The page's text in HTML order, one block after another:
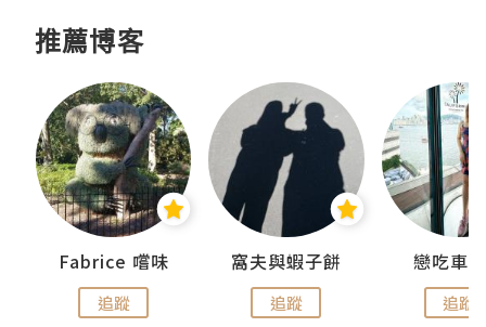
推薦博客
Fabrice 嚐味
追蹤
窩夫與蝦子餅
追蹤
戀吃車
追蹤